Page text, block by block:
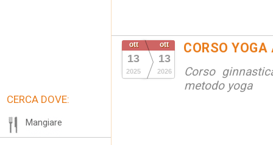
ott
13
2025
ott
13
2026
CORSO
Corso
metodo yoga
CERCA DOVE:
Mangiare